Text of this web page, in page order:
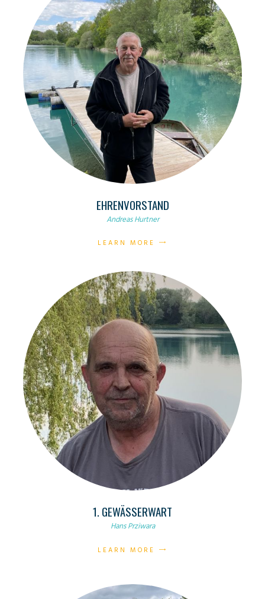
EHRENVORSTAND
Andreas Hurtner
LEARN MORE
1. GEWÄSSERWART
Hans Prziwara
LEARN MORE